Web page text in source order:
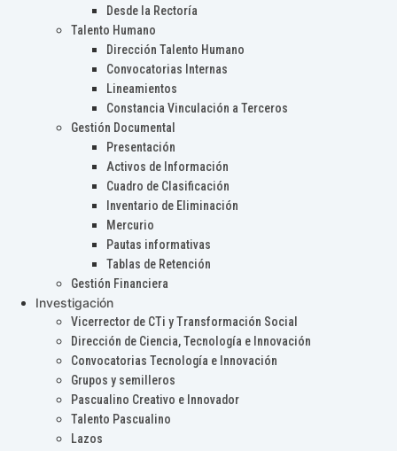
Desde la Rectoría
Talento Humano
Dirección Talento Humano
Convocatorias Internas
Lineamientos
Constancia Vinculación a Terceros
Gestión Documental
Presentación
Activos de Información
Cuadro de Clasificación
Inventario de Eliminación
Mercurio
Pautas informativas
Tablas de Retención
Gestión Financiera
Investigación
Vicerrector de CTi y Transformación Social
Dirección de Ciencia, Tecnología e Innovación
Convocatorias Tecnología e Innovación
Grupos y semilleros
Pascualino Creativo e Innovador
Talento Pascualino
Lazos